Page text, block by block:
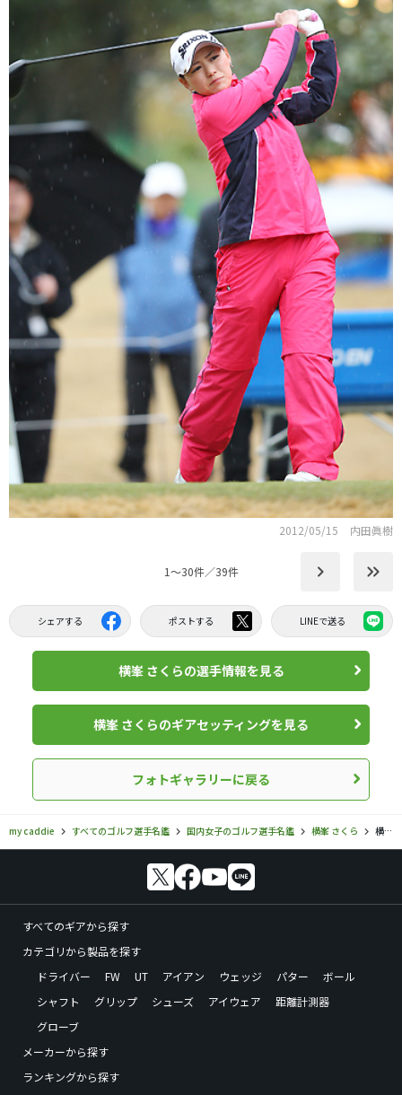
2012/05/15 内田眞樹
1〜30件／39件 keyboard_arrow_right keyboard_double_arrow_right
シェアする ポストする LINEで送る
横峯 さくらの選手情報を見る
横峯 さくらのギアセッティングを見る
フォトギャラリーに戻る
my caddie すべてのゴルフ選手名鑑 国内女子のゴルフ選手名鑑 横峯 さくら 横峯 さくらのフォトギャラリー
すべてのギアから探す
カテゴリから製品を探す
ドライバー
FW UT アイアン ウェッジ パター
ボール
シャフト
グリップ シューズ アイウェア
距離計測器
グローブ
メーカーから探す
ランキングから探す